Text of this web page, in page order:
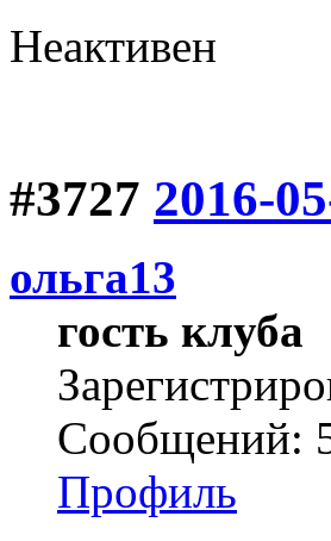
Неактивен
#3727 2016-
ольга13
гость клуба
Сообщений:
Профиль